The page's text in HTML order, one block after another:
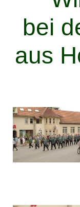
bei
aus